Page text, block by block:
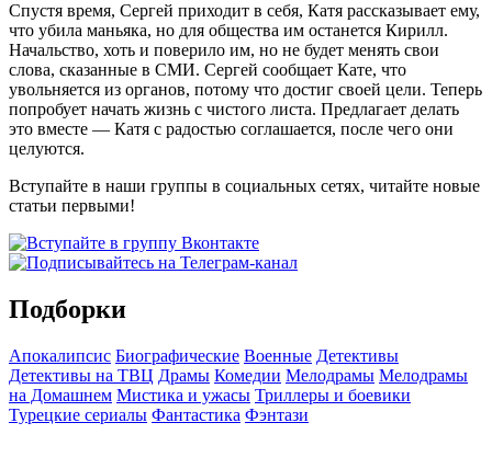
Спустя время, Сергей приходит в себя, Катя рассказывает ему,
что убила маньяка, но для общества им останется Кирилл.
Начальство, хоть и поверило им, но не будет менять свои
слова, сказанные в СМИ. Сергей сообщает Кате, что
увольняется из органов, потому что достиг своей цели. Теперь
попробует начать жизнь с чистого листа. Предлагает делать
это вместе — Катя с радостью соглашается, после чего они
целуются.
Вступайте в наши группы в социальных сетях, читайте новые
статьи первыми!
Подборки
Апокалипсис Биографические Военные Детективы
Детективы на ТВЦ Драмы Комедии Мелодрамы Мелодрамы
на Домашнем Мистика и ужасы Триллеры и боевики
Турецкие сериалы Фантастика Фэнтази